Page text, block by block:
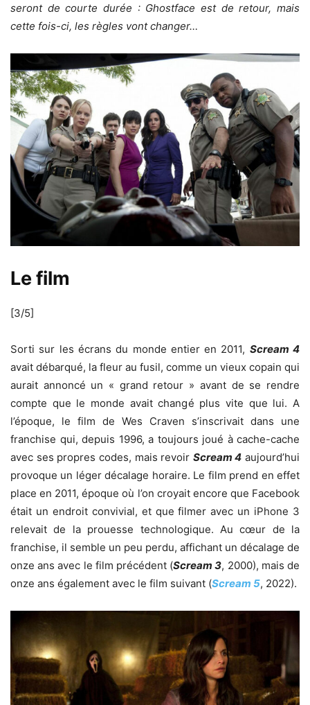
seront de courte durée : Ghostface est de retour, mais
cette fois-ci, les règles vont changer…
Le film
[3/5]
Sorti sur les écrans du monde entier en 2011, Scream 4
avait débarqué, la fleur au fusil, comme un vieux copain qui
aurait annoncé un « grand retour » avant de se rendre
compte que le monde avait changé plus vite que lui. A
l’époque, le film de Wes Craven s’inscrivait dans une
franchise qui, depuis 1996, a toujours joué à cache-cache
avec ses propres codes, mais revoir Scream 4 aujourd’hui
provoque un léger décalage horaire. Le film prend en effet
place en 2011, époque où l’on croyait encore que Facebook
était un endroit convivial, et que filmer avec un iPhone 3
relevait de la prouesse technologique. Au cœur de la
franchise, il semble un peu perdu, affichant un décalage de
onze ans avec le film précédent (Scream 3, 2000), mais de
onze ans également avec le film suivant (Scream 5, 2022).